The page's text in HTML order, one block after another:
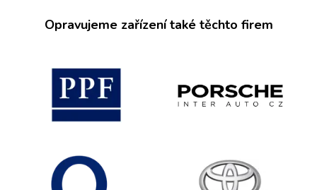
Opravujeme zařízení také těchto firem